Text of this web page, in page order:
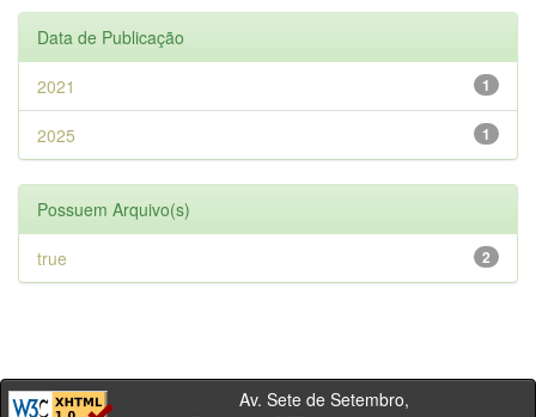
Data de Publicação
1
2021
1
2025
Possuem Arquivo(s)
2
true
Av. Sete de Setembro,